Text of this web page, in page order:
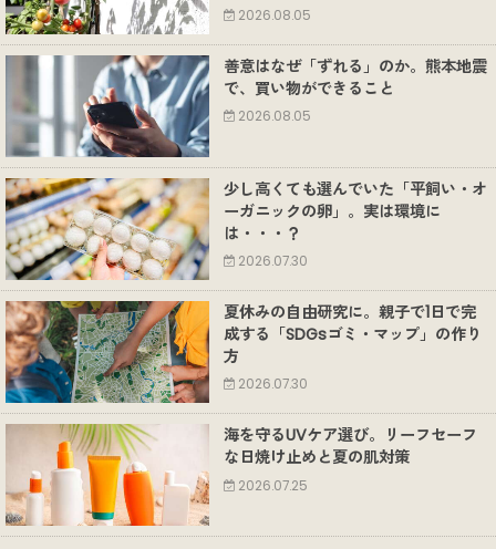
2026.08.05
善意はなぜ「ずれる」のか。熊本地震
で、買い物ができること
2026.08.05
少し高くても選んでいた「平飼い・オ
ーガニックの卵」。実は環境に
は・・・？
2026.07.30
夏休みの自由研究に。親子で1日で完
成する「SDGsゴミ・マップ」の作り
方
2026.07.30
海を守るUVケア選び。リーフセーフ
な日焼け止めと夏の肌対策
2026.07.25